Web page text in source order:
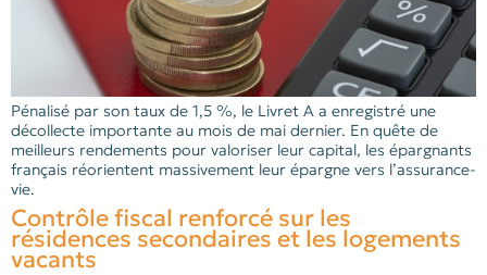
Pénalisé par son taux de 1,5 %, le Livret A a enregistré une
décollecte importante au mois de mai dernier. En quête de
meilleurs rendements pour valoriser leur capital, les épargnants
français réorientent massivement leur épargne vers l’assurance-
vie.
Contrôle fiscal renforcé sur les
résidences secondaires et les logements
vacants